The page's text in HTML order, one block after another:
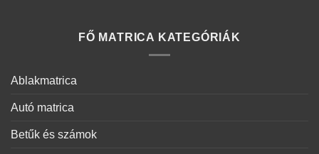
FŐ MATRICA KATEGÓRIÁK
Ablakmatrica
Autó matrica
Betűk és számok